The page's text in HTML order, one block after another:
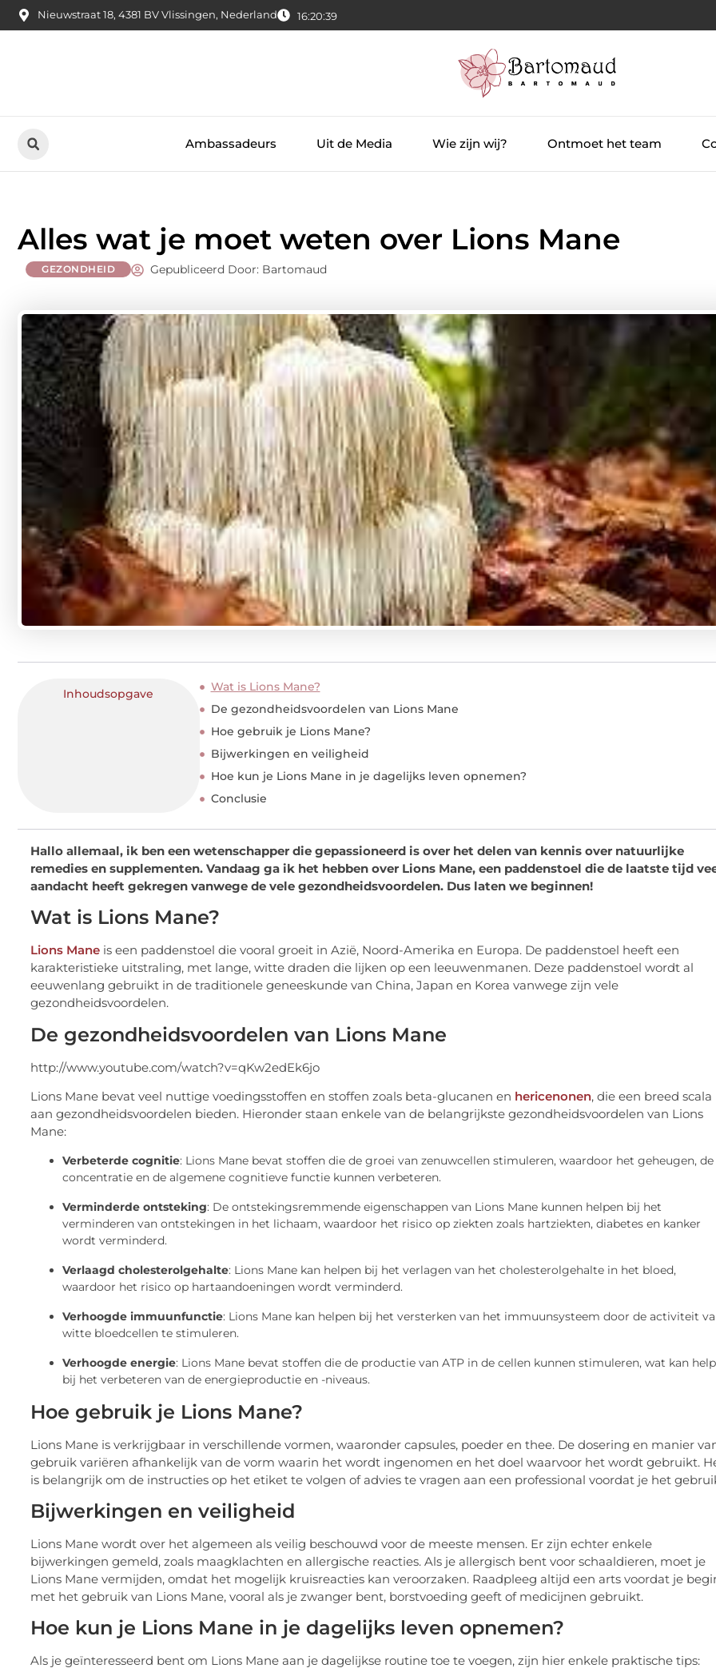
Nieuwstraat 18, 4381 BV Vlissingen, Nederland 16:20:40
Ambassadeurs Uit de Media Wie zijn wij? Ontmoet het team
Alles wat je moet weten over Lions Mane
GEZONDHEID Gepubliceerd Door: Bartomaud
Inhoudsopgave
Wat is Lions Mane?
De gezondheidsvoordelen van Lions Mane
Hoe gebruik je Lions Mane?
Bijwerkingen en veiligheid
Hoe kun je Lions Mane in je dagelijks leven opnemen?
Conclusie
Hallo allemaal, ik ben een wetenschapper die gepassioneerd is over het delen van kennis over natuurlijke
remedies en supplementen. Vandaag ga ik het hebben over Lions Mane, een paddenstoel die de laatste tijd
aandacht heeft gekregen vanwege de vele gezondheidsvoordelen. Dus laten we beginnen!
Wat is Lions Mane?
Lions Mane is een paddenstoel die vooral groeit in Azië, Noord-Amerika en Europa. De paddenstoel heeft een
karakteristieke uitstraling, met lange, witte draden die lijken op een leeuwenmanen. Deze paddenstoel wordt al
eeuwenlang gebruikt in de traditionele geneeskunde van China, Japan en Korea vanwege zijn vele
gezondheidsvoordelen.
De gezondheidsvoordelen van Lions Mane
http://www.youtube.com/watch?v=qKw2edEk6jo
Lions Mane bevat veel nuttige voedingsstoffen en stoffen zoals beta-glucanen en hericenonen, die een breed scala
aan gezondheidsvoordelen bieden. Hieronder staan enkele van de belangrijkste gezondheidsvoordelen van Lions
Mane:
Verbeterde cognitie: Lions Mane bevat stoffen die de groei van zenuwcellen stimuleren, waardoor het geheugen, de
concentratie en de algemene cognitieve functie kunnen verbeteren.
Verminderde ontsteking: De ontstekingsremmende eigenschappen van Lions Mane kunnen helpen bij het
verminderen van ontstekingen in het lichaam, waardoor het risico op ziekten zoals hartziekten, diabetes en kanker
wordt verminderd.
Verlaagd cholesterolgehalte: Lions Mane kan helpen bij het verlagen van het cholesterolgehalte in het bloed,
waardoor het risico op hartaandoeningen wordt verminderd.
Verhoogde immuunfunctie: Lions Mane kan helpen bij het versterken van het immuunsysteem door de activiteit
witte bloedcellen te stimuleren.
Verhoogde energie: Lions Mane bevat stoffen die de productie van ATP in de cellen kunnen stimuleren, wat kan
bij het verbeteren van de energieproductie en -niveaus.
Hoe gebruik je Lions Mane?
Lions Mane is verkrijgbaar in verschillende vormen, waaronder capsules, poeder en thee. De dosering en manier
gebruik variëren afhankelijk van de vorm waarin het wordt ingenomen en het doel waarvoor het wordt gebruikt.
is belangrijk om de instructies op het etiket te volgen of advies te vragen aan een professional voordat je het
Bijwerkingen en veiligheid
Lions Mane wordt over het algemeen als veilig beschouwd voor de meeste mensen. Er zijn echter enkele
bijwerkingen gemeld, zoals maagklachten en allergische reacties. Als je allergisch bent voor schaaldieren, moet je
Lions Mane vermijden, omdat het mogelijk kruisreacties kan veroorzaken. Raadpleeg altijd een arts voordat je
met het gebruik van Lions Mane, vooral als je zwanger bent, borstvoeding geeft of medicijnen gebruikt.
Hoe kun je Lions Mane in je dagelijks leven opnemen?
Als je geïnteresseerd bent om Lions Mane aan je dagelijkse routine toe te voegen, zijn hier enkele praktische tips: